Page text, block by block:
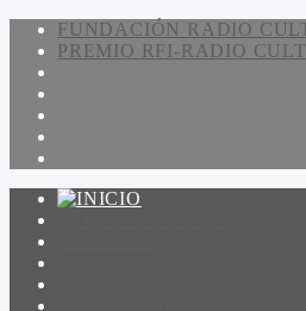
FUNDACIÓN RADIO
PREMIO RFI-RADIO